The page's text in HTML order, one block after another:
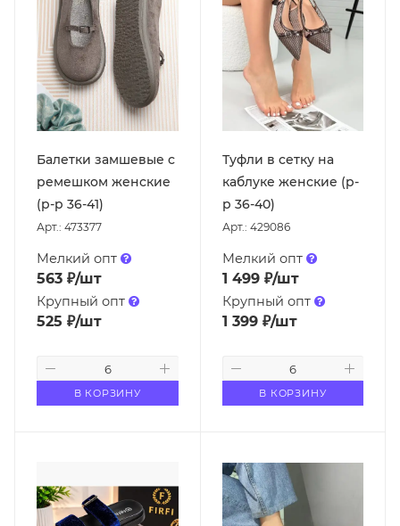
Балетки замшевые с
ремешком женские
(р-р 36-41)
Арт.: 473377
Мелкий опт
563 ₽/шт
Крупный опт
525 ₽/шт
В КОРЗИНУ
Туфли в сетку на
каблуке женские (р-
р 36-40)
Арт.: 429086
Мелкий опт
1 499₽/шт
Крупный опт
1 399₽/шт
В КОРЗИНУ